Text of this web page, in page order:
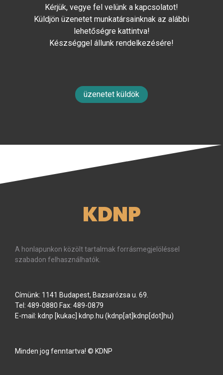
Kérjük, vegye fel velünk a kapcsolatot!
Küldjön üzenetet munkatársainknak az alábbi
lehetőségre kattintva!
Készséggel állunk rendelkezésére!
üzenetet küldök
KDNP
A honlapunkon közölt tartalmak forrásmegjelöléssel
szabadon felhasználhatók.
Címünk: 1141 Budapest, Bazsarózsa u. 69.
Tel: 489-0880 Fax: 489-0879
E-mail: kdnp [kukac] kdnp hu (kdnp[at]kdnp[dot]hu)
Minden jog fenntartva! © KDNP